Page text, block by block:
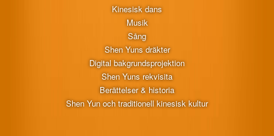
Kinesisk dans
Musik
Sång
Shen Yuns dräkter
Digital bakgrundsprojektion
Shen Yuns rekvisita
Berättelser & historia
Shen Yun och traditionell kinesisk kultur